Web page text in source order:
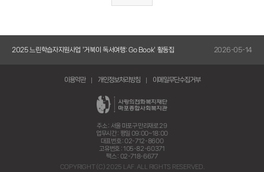
이용약관 개인정보처리방침 이메일무단수집거부
2025 느린학습자지원사업 '거북이 독서여행: Go Book' 활동집 2026-05-14
주소 : 서울 마포구 만리재로 29
업무시간 : 평일 09:00~18:00
대표번호 : 02-712-8600
고유번호 : 105-82-60371
팩스 : 02-718-6677
COPYRIGHT (C) 2025 LAF. ALL RIGHTS RESERVED.